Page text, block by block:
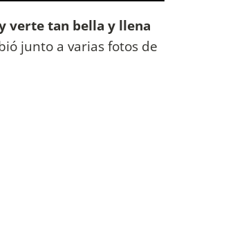
verte tan bella y llena
junto a varias fotos de